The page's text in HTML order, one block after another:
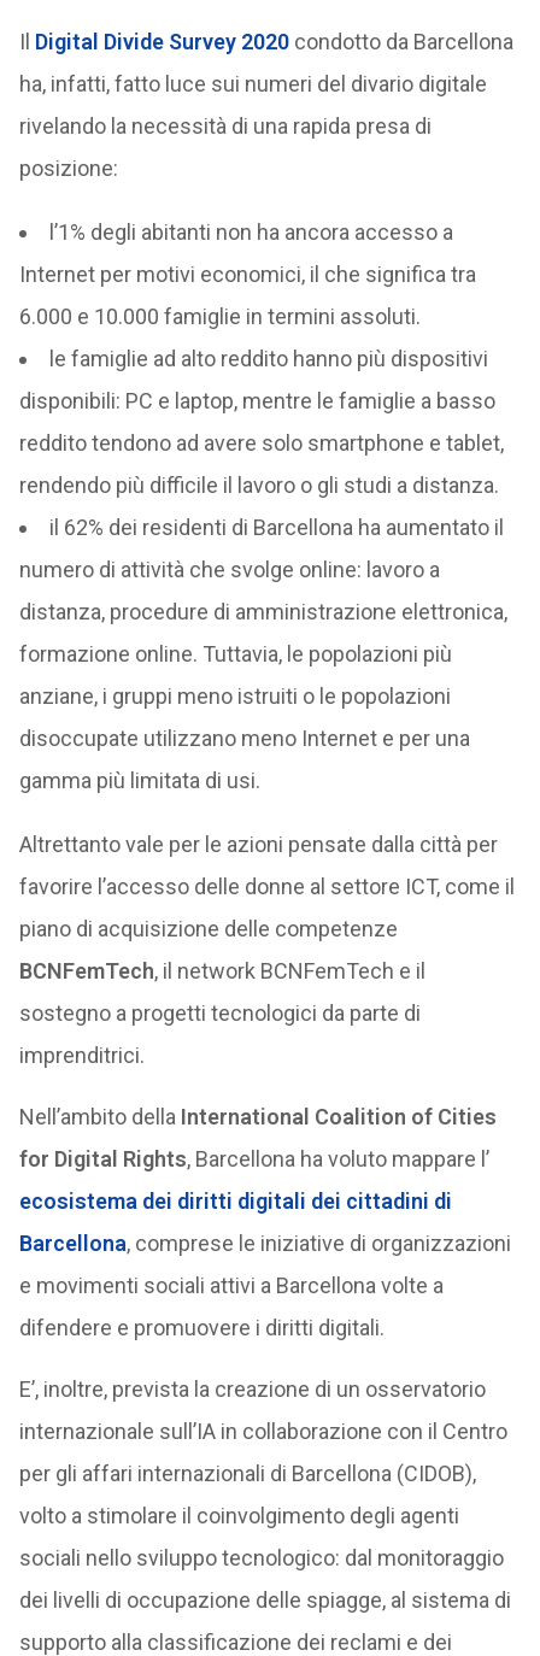
Il Digital Divide Survey 2020condotto da Barcellona
ha, infatti, fatto luce sui numeri del divario digitale
rivelando la necessità di una rapida presa di
posizione:
l’1% degli abitanti non ha ancora accesso a
Internet per motivi economici, il che significa tra
6.000 e 10.000 famiglie in termini assoluti.
le famiglie ad alto reddito hanno più dispositivi
disponibili: PC e laptop, mentre le famiglie a basso
reddito tendono ad avere solo smartphone e tablet,
rendendo più difficile il lavoro o gli studi a distanza.
il 62% dei residenti di Barcellona ha aumentato il
numero di attività che svolge online: lavoro a
distanza, procedure di amministrazione elettronica,
formazione online. Tuttavia, le popolazioni più
anziane, i gruppi meno istruiti o le popolazioni
disoccupate utilizzano meno Internet e per una
gamma più limitata di usi.
Altrettanto vale per le azioni pensate dalla città per
favorire l’accesso delle donne al settore ICT, come il
piano di acquisizione delle competenze
BCNFemTech, il network BCNFemTech e il
sostegno a progetti tecnologici da parte di
imprenditrici.
Nell’ambito della International Coalition of Cities
for Digital Rights, Barcellona ha voluto mappare l’
ecosistema dei diritti digitali dei cittadini di
Barcellona, comprese le iniziative di organizzazioni
e movimenti sociali attivi a Barcellona volte a
difendere e promuovere i diritti digitali.
E’, inoltre, prevista la creazione di un osservatorio
internazionale sull’IA in collaborazione con il Centro
per gli affari internazionali di Barcellona (CIDOB),
volto a stimolare il coinvolgimento degli agenti
sociali nello sviluppo tecnologico: dal monitoraggio
dei livelli di occupazione delle spiagge, al sistema di
supporto alla classificazione dei reclami e dei